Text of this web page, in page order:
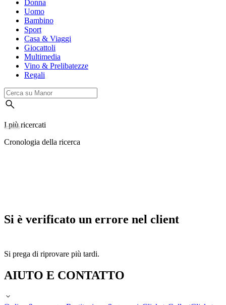
Donna
Uomo
Bambino
Sport
Casa & Viaggi
Giocattoli
Multimedia
Vino & Prelibatezze
Regali
I più ricercati
Cronologia della ricerca
Si è verificato un errore nel client
Si prega di riprovare più tardi.
AIUTO E CONTATTO